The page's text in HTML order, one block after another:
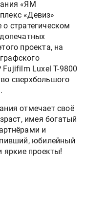
«ЯМ
«Девиз»
стратегическом
проекта, на
Luxel T-9800
сверхбольшого
отмечает своё
имея богатый
и
юбилейный
яркие проекты!